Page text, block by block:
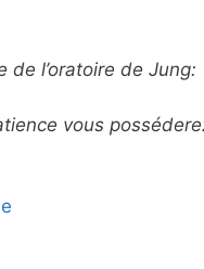
de l’oratoire de Jung:
vous